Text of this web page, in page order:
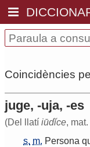
Coincidències
juge, -uja, -es
(Del llatí iūdĭce,
s. m. Persona